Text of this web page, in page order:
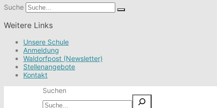
Suche
Weitere Links
Unsere Schule
Anmeldung
Waldorfpost (Newsletter)
Stellenangebote
Kontakt
Suchen